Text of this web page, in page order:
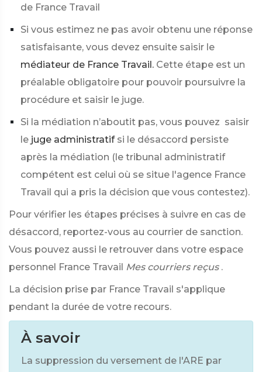
de France Travail
Si vous estimez ne pas avoir obtenu une réponse
satisfaisante, vous devez ensuite saisir le
médiateur de France Travail. Cette étape est un
préalable obligatoire pour pouvoir poursuivre la
procédure et saisir le juge.
Si la médiation n’aboutit pas, vous pouvez saisir
le juge administratif si le désaccord persiste
après la médiation (le tribunal administratif
compétent est celui où se situe l'agence France
Travail qui a pris la décision que vous contestez).
Pour vérifier les étapes précises à suivre en cas de
désaccord, reportez-vous au courrier de sanction.
Vous pouvez aussi le retrouver dans votre espace
personnel France Travail Mes courriers reçus .
La décision prise par France Travail s'applique
pendant la durée de votre recours.
À savoir
La suppression du versement de l'ARE par